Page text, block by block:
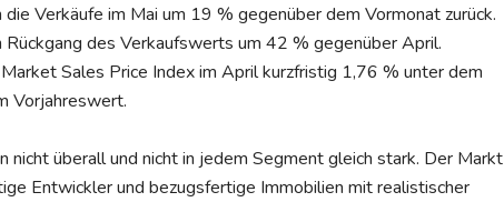
Verkäufe im Mai um 19 % gegenüber dem Vormonat zurück.
des Verkaufswerts um 42 % gegenüber April.
Sales Price Index im April kurzfristig 1,76 % unter dem
Vorjahreswert.
nicht überall und nicht in jedem Segment gleich stark. Der Markt
Entwickler und bezugsfertige Immobilien mit realistischer